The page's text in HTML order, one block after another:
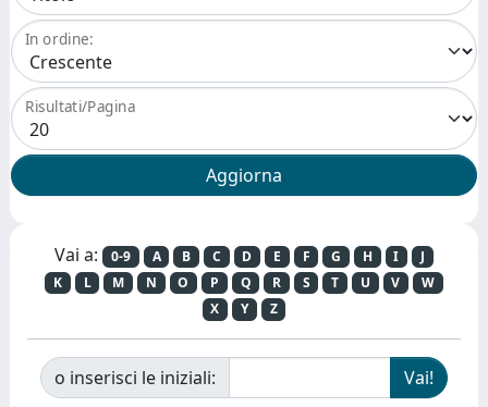
In ordine:
Risultati/Pagina
Vai a: 0-9 A B C D E F G H I
J
K
L M N O P Q R S T U V
W
X
Y Z
o inserisci le iniziali: